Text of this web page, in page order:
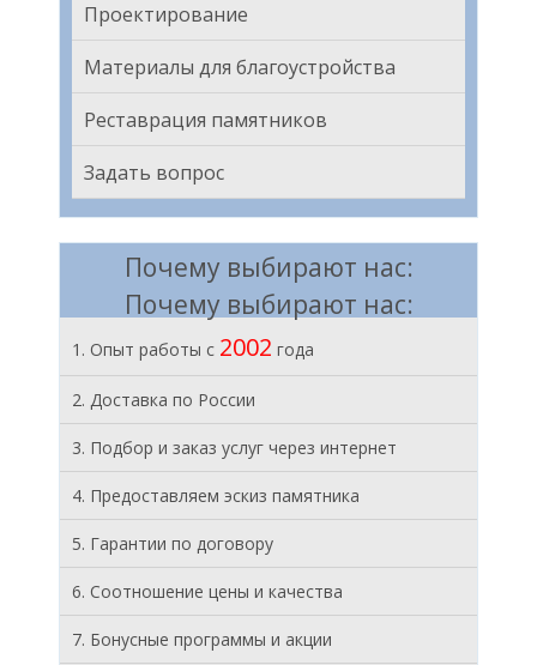
Проектирование
Материалы для благоустройства
Реставрация памятников
Задать вопрос
Почему выбирают нас:
Почему выбирают нас:
1. Опыт работы с 2002 года
2. Доставка по России
3. Подбор и заказ услуг через интернет
4. Предоставляем эскиз памятника
5. Гарантии по договору
6. Соотношение цены и качества
7. Бонусные программы и акции